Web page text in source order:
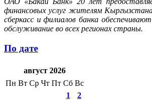
финансовых услуг жителям
сберкасс и филиалов банка
обслуживание во всех регионах страны.
По дате
август 2026
Пн Вт Ср Чт Пт Сб Вс
1
2